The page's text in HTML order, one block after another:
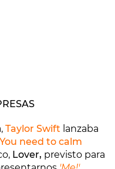
Taylor Swift lanzaba
need to calm
Lover, previsto para